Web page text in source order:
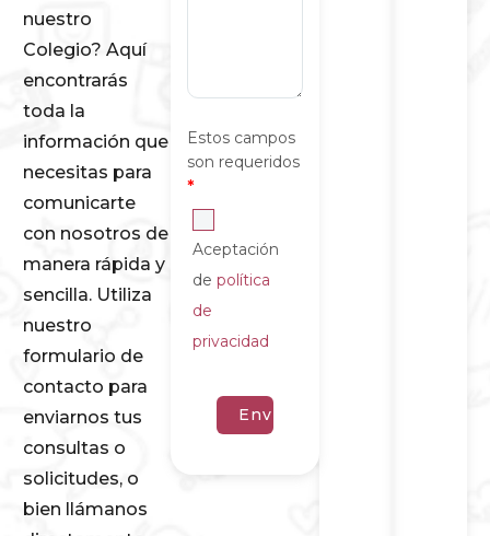
nuestro
Colegio? Aquí
encontrarás
toda la
información que
necesitas para
comunicarte
con nosotros de
manera rápida y
sencilla. Utiliza
nuestro
formulario de
contacto para
enviarnos tus
consultas o
solicitudes, o
bien llámanos
Estos campos
son requeridos
*
Aceptación
depolítica
de
privacidad